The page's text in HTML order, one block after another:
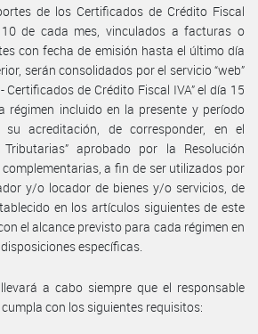
de los Certificados de Crédito Fiscal
de cada mes, vinculados a facturas o
con fecha de emisión hasta el último día
serán consolidados por el servicio “web”
Certificados de Crédito Fiscal IVA” el día 15
régimen incluido en la presente y período
acreditación, de corresponder, en el
aprobado por la Resolución
complementarias, a fin de ser utilizados por
y/o locador de bienes y/o servicios, de
en los artículos siguientes de este
el alcance previsto para cada régimen en
específicas.
a cabo siempre que el responsable
con los siguientes requisitos: